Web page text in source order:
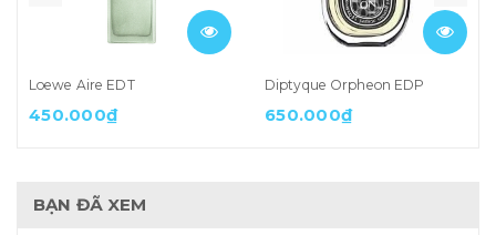
Loewe Aire EDT
450.000₫
Diptyque Orpheon EDP
650.000₫
BẠN ĐÃ XEM